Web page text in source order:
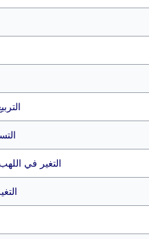
التغير في اللهب